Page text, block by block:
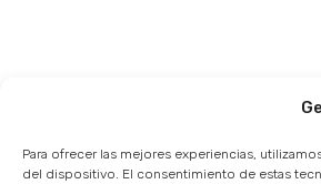
Para ofrecer las mejores experiencias,
del dispositivo. El consentimiento de estas